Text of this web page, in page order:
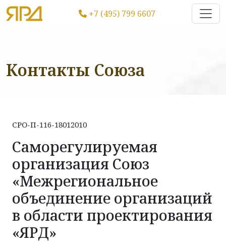
+7 (495) 799 6607
Контакты Союза
СРО-П-116-18012010
Саморегулируемая
организация Союз
«Межрегиональное
объединение организаций
в области проектирования
«ЯРД»